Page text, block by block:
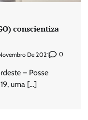
conscientiza
De 2021 0
– Posse
uma […]